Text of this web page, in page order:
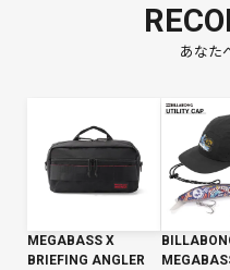
あなた
MEGABASS X
BRIEFING ANGLER